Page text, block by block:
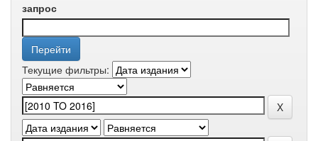
запрос
Текущие фильтры: